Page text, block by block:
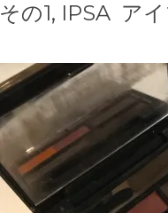
その1, IPSA ア